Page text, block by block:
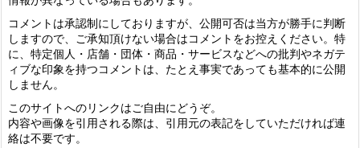
コメントは承認制にしておりますが、公開可否は当方が勝手に判断
しますので、ご承知頂けない場合はコメントをお控えください。特
に、特定個人・店舗・団体・商品・サービスなどへの批判やネガテ
ィブな印象を持つコメントは、たとえ事実であっても基本的に公開
しません。
このサイトへのリンクはご自由にどうぞ。
内容や画像を引用される際は、引用元の表記をしていただければ連
絡は不要です。